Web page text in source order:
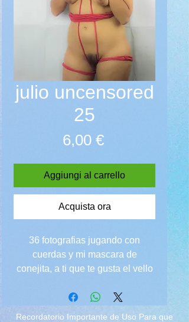
julio uncensored
25
6,00 €Prezzo
Aggiungi al carrello
Acquista ora
36 fotografias jugando con
cuerdas y mi mascara de
conejita, a ti que te gusta el vello
disfrutarme desnuda con el <3
Recordatorio Importante de Uso Para que